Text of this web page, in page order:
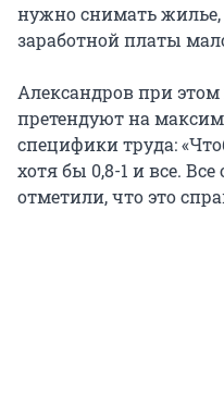
нужно снимать
заработной платы
Александров при
претендуют на
специфики труда:
хотя бы 0,8-1 и все.
отметили, что это